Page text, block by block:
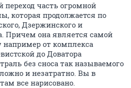
переход часть огромной
которая продолжается по
Дзержинского и
Причем она является самой
например от комплекса
до Доватора
без сноса так называемого
и незатратно. Вы в
все нарисовано.